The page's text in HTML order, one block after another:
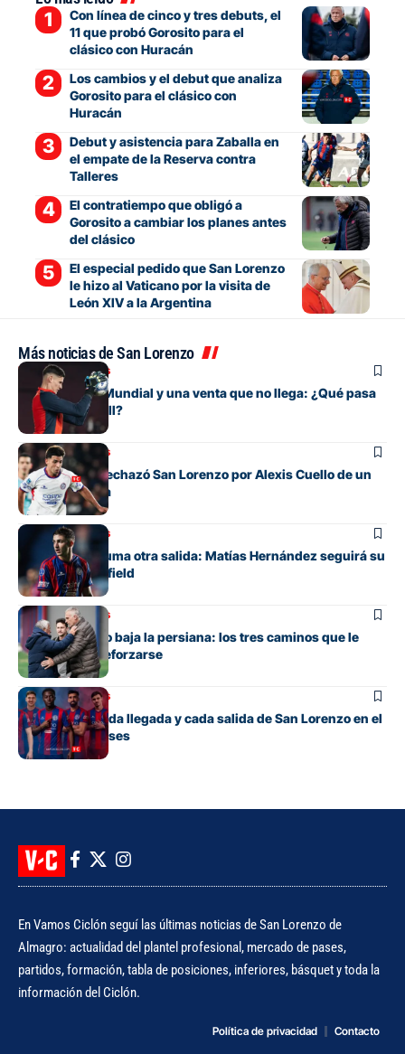
Con línea de cinco y tres debuts, el
11 que probó Gorosito para el
clásico con Huracán
Los cambios y el debut que analiza
Gorosito para el clásico con
Huracán
Debut y asistencia para Zaballa en
el empate de la Reserva contra
Talleres
El contratiempo que obligó a
Gorosito a cambiar los planes antes
del clásico
El especial pedido que San Lorenzo
le hizo al Vaticano por la visita de
León XIV a la Argentina
Más noticias de San Lorenzo
Mercado de pases
Entre su gran Mundial y una venta que no llega: ¿Qué pasa
con Orlando Gill?
Mercado de pases
La oferta que rechazó San Lorenzo por Alexis Cuello de un
club de España
Mercado de pases
San Lorenzo suma otra salida: Matías Hernández seguirá su
carrera en Banfield
Mercado de pases
San Lorenzo no baja la persiana: los tres caminos que le
quedan para reforzarse
Mercado de pases
El detalle de cada llegada y cada salida de San Lorenzo en el
mercado de pases
En Vamos Ciclón seguí las últimas noticias de San Lorenzo de
Almagro: actualidad del plantel profesional, mercado de pases,
partidos, formación, tabla de posiciones, inferiores, básquet y toda la
información del Ciclón.
Política de privacidad Contacto